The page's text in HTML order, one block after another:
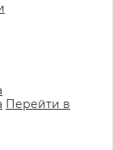
Перейти в